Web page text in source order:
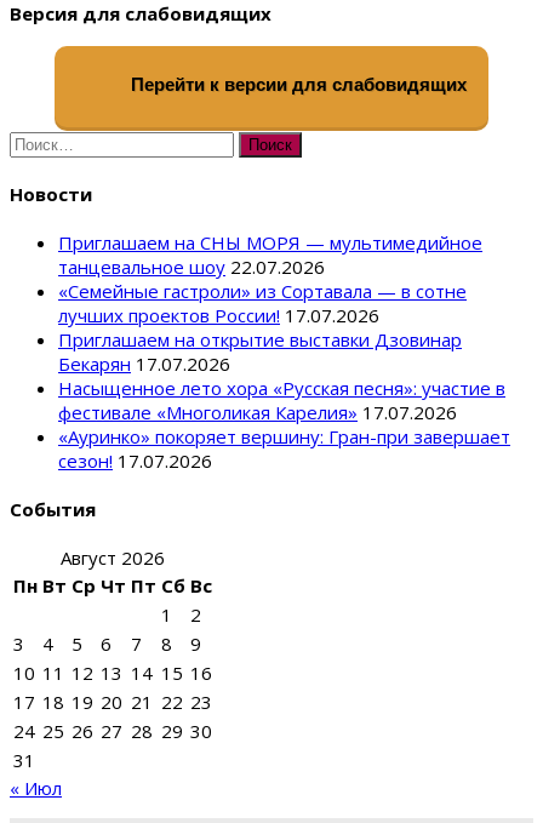
Версия для слабовидящих
Перейти к версии для слабовидящих
Найти:
Новости
Приглашаем на СНЫ МОРЯ — мультимедийное
танцевальное шоу 22.07.2026
«Семейные гастроли» из Сортавала — в сотне
лучших проектов России! 17.07.2026
Приглашаем на открытие выставки Дзовинар
Бекарян 17.07.2026
Насыщенное лето хора «Русская песня»: участие в
фестивале «Многоликая Карелия» 17.07.2026
«Ауринко» покоряет вершину: Гран-при завершает
сезон! 17.07.2026
События
Август 2026
Пн Вт Ср Чт Пт Сб Вс
1
2
3
4 5 6 7 8
9
10 11 12 13 14 15 16
17 18 19 20 21 22 23
24 25 26 27 28 29 30
31
« Июл